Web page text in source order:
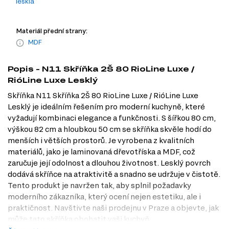
Materiál přední strany:
MDF
Popis - N11 Skříňka 2Š 80 RioLine Luxe /
RióLine Luxe Lesklý
Skříňka N11 Skříňka 2Š 80 RioLine Luxe / RióLine Luxe
Lesklý je ideálním řešením pro moderní kuchyně, které
vyžadují kombinaci elegance a funkčnosti. S šířkou 80 cm,
výškou 82 cm a hloubkou 50 cm se skříňka skvěle hodí do
menších i větších prostorů. Je vyrobena z kvalitních
materiálů, jako je laminovaná dřevotříska a MDF, což
zaručuje její odolnost a dlouhou životnost. Lesklý povrch
dodává skříňce na atraktivitě a snadno se udržuje v čistotě.
Tento produkt je navržen tak, aby splnil požadavky
moderního zákazníka, který ocení nejen estetiku, ale i
praktičnost. Navštivte naši prodejnu v Praze a objevte, jak
může tato skříňka obohatit vaši kuchyň.